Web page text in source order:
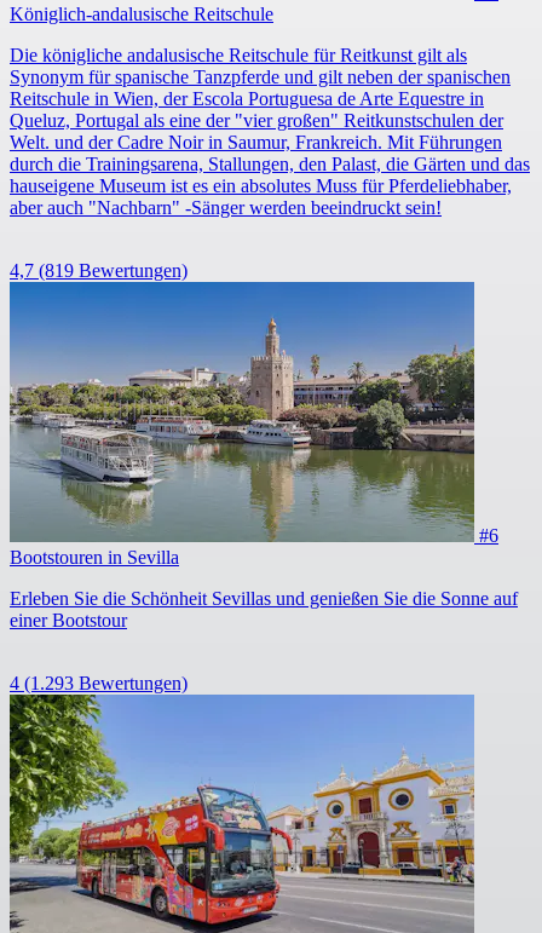
Königlich-andalusische Reitschule
Die königliche andalusische Reitschule für Reitkunst gilt als
Synonym für spanische Tanzpferde und gilt neben der spanischen
Reitschule in Wien, der Escola Portuguesa de Arte Equestre in
Queluz, Portugal als eine der "vier großen" Reitkunstschulen der
Welt. und der Cadre Noir in Saumur, Frankreich. Mit Führungen
durch die Trainingsarena, Stallungen, den Palast, die Gärten und das
hauseigene Museum ist es ein absolutes Muss für Pferdeliebhaber,
aber auch "Nachbarn" -Sänger werden beeindruckt sein!
4,7 (819 Bewertungen)
#6
Bootstouren in Sevilla
Erleben Sie die Schönheit Sevillas und genießen Sie die Sonne auf
einer Bootstour
4 (1.293 Bewertungen)